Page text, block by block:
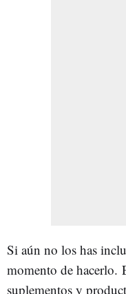
Si aún no los has
momento de hacerlo.
suplementos y